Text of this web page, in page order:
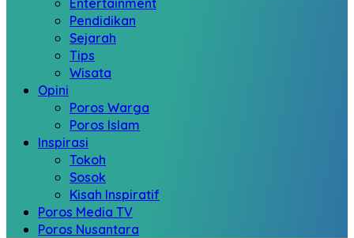
Entertainment
Pendidikan
Sejarah
Tips
Wisata
Opini
Poros Warga
Poros Islam
Inspirasi
Tokoh
Sosok
Kisah Inspiratif
Poros Media TV
Poros Nusantara